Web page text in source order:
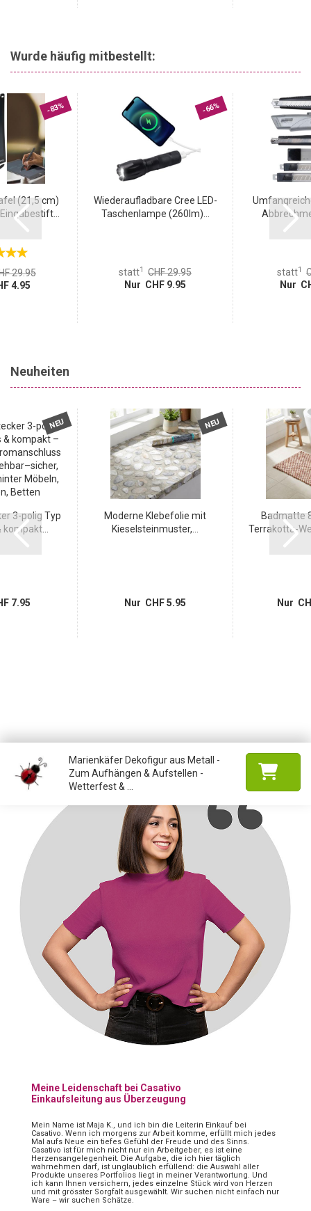
Wurde häufig mitbestellt:
-83%
(21,5 cm)
29.95
4.95
-66%
Wiederaufladbare Cree LED-
Taschenlampe (260lm)...
statt1
CHF 29.95
Nur CHF 9.95
statt1
Nur
Neuheiten
NEU
3-polig Typ
7.95
NEU
Moderne Klebefolie mit
Kieselsteinmuster,...
Nur CHF 5.95
Badmatte
Terrakotta-
Nur
Marienkäfer Dekofigur aus Metall -
Zum Aufhängen & Aufstellen -
Wetterfest & ...
Meine Leidenschaft bei Casativo
Einkaufsleitung aus Überzeugung
Mein Name ist Maja K., und ich bin die Leiterin Einkauf bei
Casativo. Wenn ich morgens zur Arbeit komme, erfüllt mich jedes
Mal aufs Neue ein tiefes Gefühl der Freude und des Sinns.
Casativo ist für mich nicht nur ein Arbeitgeber, es ist eine
Herzensangelegenheit. Die Aufgabe, die ich hier täglich
wahrnehmen darf, ist unglaublich erfüllend: die Auswahl aller
Produkte unseres Portfolios liegt in meiner Verantwortung. Und
ich kann Ihnen versichern, jedes einzelne Stück wird von Herzen
und mit grösster Sorgfalt ausgewählt. Wir suchen nicht einfach nur
Ware – wir suchen Schätze.